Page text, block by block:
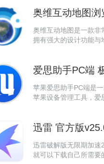
奥维互动地图
奥维互动地图是一款非
拥有强大的设计功能与
爱思助手PC端
苹果爱思助手PC端是
苹果设备管理工具，爱
迅雷 官方版
迅雷破解版无限期加速
就可以下载自己所需要